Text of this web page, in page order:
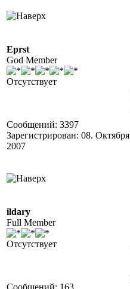
Eprst
God Member
Отсутствует
Сообщений: 3397
Зарегистрирован: 08. Октября
2007
ildary
Full Member
Отсутствует
Сообщений: 163